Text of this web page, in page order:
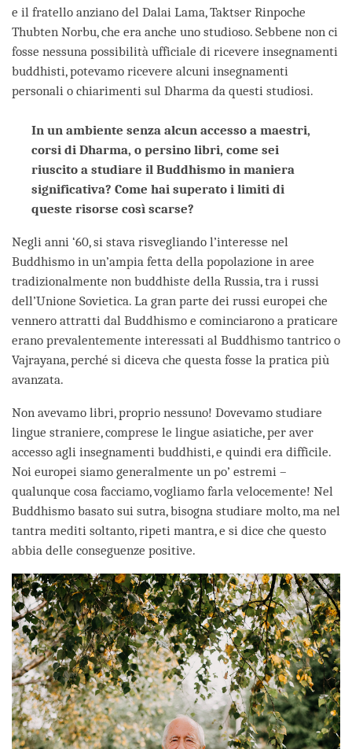
e il fratello anziano del Dalai Lama, Taktser Rinpoche
Thubten Norbu, che era anche uno studioso. Sebbene non ci
fosse nessuna possibilità ufficiale di ricevere insegnamenti
buddhisti, potevamo ricevere alcuni insegnamenti
personali o chiarimenti sul Dharma da questi studiosi.
In un ambiente senza alcun accesso a maestri,
corsi di Dharma, o persino libri, come sei
riuscito a studiare il Buddhismo in maniera
significativa? Come hai superato i limiti di
queste risorse così scarse?
Negli anni ‘60, si stava risvegliando l’interesse nel
Buddhismo in un’ampia fetta della popolazione in aree
tradizionalmente non buddhiste della Russia, tra i russi
dell’Unione Sovietica. La gran parte dei russi europei che
vennero attratti dal Buddhismo e cominciarono a praticare
erano prevalentemente interessati al Buddhismo tantrico o
Vajrayana, perché si diceva che questa fosse la pratica più
avanzata.
Non avevamo libri, proprio nessuno! Dovevamo studiare
lingue straniere, comprese le lingue asiatiche, per aver
accesso agli insegnamenti buddhisti, e quindi era difficile.
Noi europei siamo generalmente un po’ estremi –
qualunque cosa facciamo, vogliamo farla velocemente! Nel
Buddhismo basato sui sutra, bisogna studiare molto, ma nel
tantra mediti soltanto, ripeti mantra, e si dice che questo
abbia delle conseguenze positive.